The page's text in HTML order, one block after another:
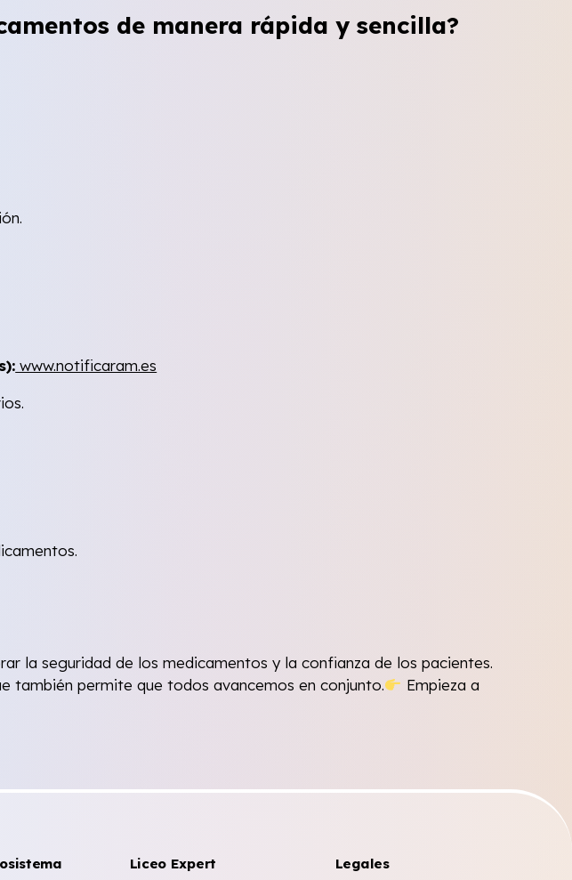
de manera rápida y sencilla?
www.notificaram.es
la seguridad de los medicamentos y la confianza de los pacientes.
también permite que todos avancemos en conjunto.
Empieza a
Liceo Expert Legales